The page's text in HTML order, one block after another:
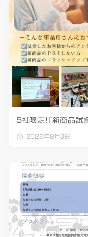
5社限定！「新商品試
2026年8月3日